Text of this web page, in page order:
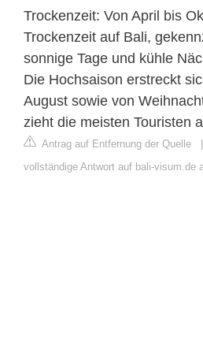
Trockenzeit: Von April bis
Trockenzeit auf Bali,
sonnige Tage und kühle
Die Hochsaison erstreckt
August sowie von
zieht die meisten Touristen
Antrag auf Entfernung der Quelle
vollständige Antwort auf bali-visum.de